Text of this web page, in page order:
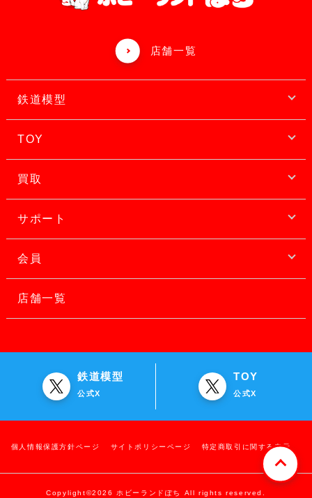
店舗一覧
鉄道模型
TOY
買取
サポート
会員
店舗一覧
鉄道模型
公式X
TOY
公式X
個人情報保護方針ページ サイトポリシーページ 特定商取引に関する表示
Copylight©2026 ホビーランドぽち All rights reserved.